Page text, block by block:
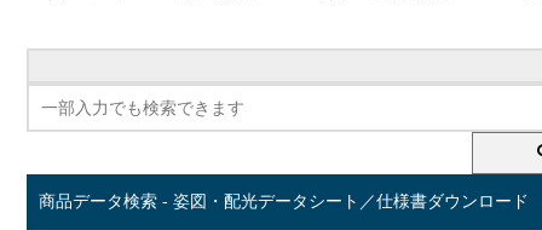
商品データ検索 - 姿図・配光データシート／仕様書ダウンロード